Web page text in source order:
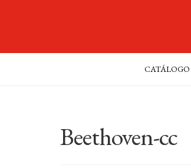
CATÁLOGO
Beethoven-cc